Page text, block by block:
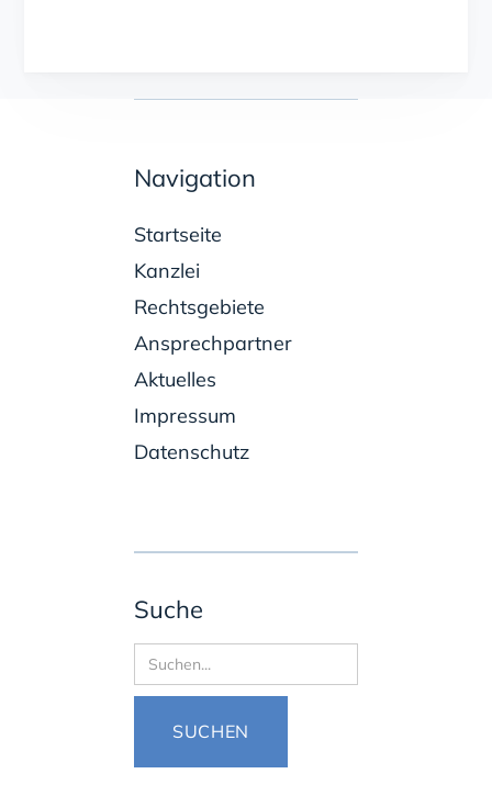
Navigation
Startseite
Kanzlei
Rechtsgebiete
Ansprechpartner
Aktuelles
Impressum
Datenschutz
Suche